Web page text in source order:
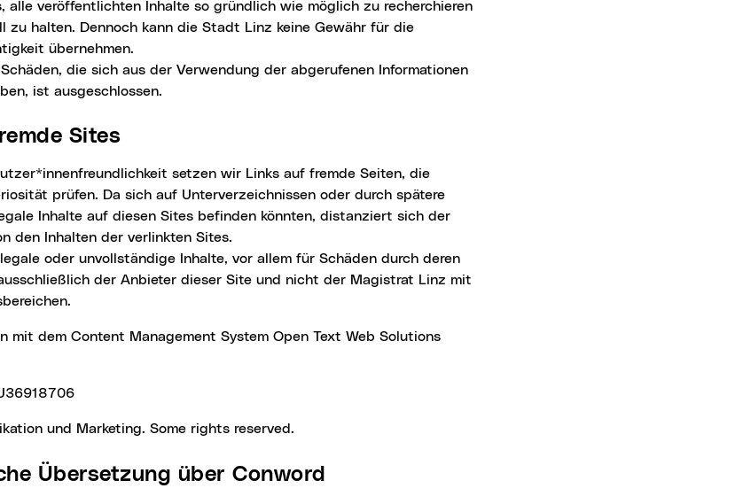
zu halten. Dennoch kann die Stadt Linz keine Gewähr für die
übernehmen.
die sich aus der Verwendung der abgerufenen Informationen
ist ausgeschlossen.
Sites
prüfen. Da sich auf Unterverzeichnissen oder durch spätere
Inhalte auf diesen Sites befinden könnten, distanziert sich der
den Inhalten der verlinkten Sites.
oder unvollständige Inhalte, vor allem für Schäden durch deren
der Anbieter dieser Site und nicht der Magistrat Linz mit
und Marketing. Some rights reserved.
Übersetzung über Conword